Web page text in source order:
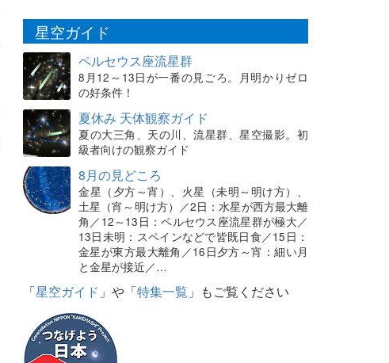
星空ガイド
ペルセウス座流星群
8月12～13日が一番の見ごろ。月明かりゼロ
の好条件！
夏休み 天体観察ガイド
夏の大三角、天の川、流星群、星空撮影。初
級者向けの観察ガイド
8月の見どころ
金星（夕方～宵）、火星（未明～明け方）、
土星（宵～明け方）／2日：水星が西方最大離
角／12～13日：ペルセウス座流星群が極大／
13日未明：スペインなどで皆既日食／15日：
金星が東方最大離角／16日夕方～宵：細い月
と金星が接近／…
「星空ガイド 」や「特集一覧 」もご覧ください